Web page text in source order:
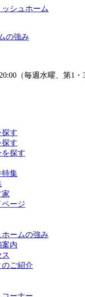
の強み
（毎週水曜、第1・
探す
探す
探す
特集
家
ージ
ームの強み
案内
のご紹介